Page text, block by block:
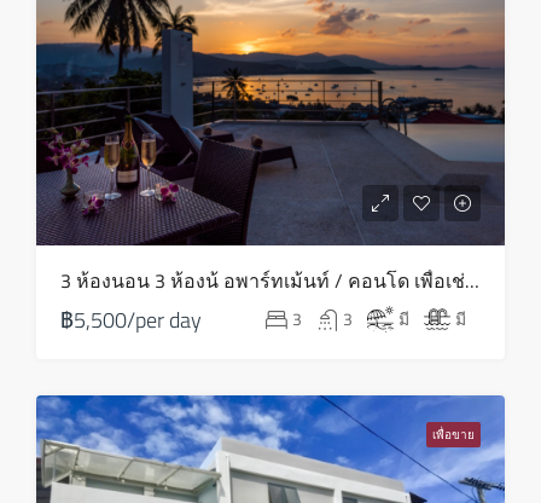
พฤหัส
13
ส.ค.
ศุกร์
14
เสาร์
15
ส.ค.
อาทิตย์
16
ส.ค.
3 ห้องนอน 3 ห้องน้ อพาร์ทเม้นท์ / คอนโด เพื่อเช่า ใน บางรัก – HV0081
฿5,500/per day 3 3 มี มี
เพื่อขาย